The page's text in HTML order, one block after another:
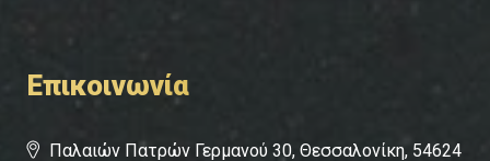
Επικοινωνία
Παλαιών Πατρών Γερμανού 30, Θεσσαλονίκη, 54624